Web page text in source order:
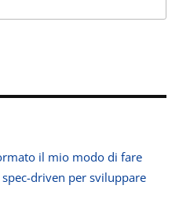
il mio modo di fare
driven per sviluppare